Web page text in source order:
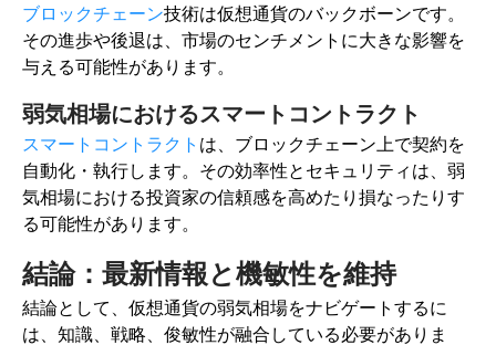
ブロックチェーン技術は仮想通貨のバックボーンです。
その進歩や後退は、市場のセンチメントに大きな影響を
与える可能性があります。
弱気相場におけるスマートコントラクト
スマートコントラクト は、 ブロックチェーン上で契約を
自動化・執行します。その効率性とセキュリティは、弱
気相場における投資家の信頼感を高めたり損なったりす
る可能性があります。
結論：最新情報と機敏性を維持
結論として、仮想通貨の弱気相場をナビゲートするに
は、知識、戦略、俊敏性が融合している必要がありま